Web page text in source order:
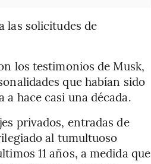
las solicitudes de
los testimonios de Musk,
que habían sido
hace casi una década.
privados, entradas de
al tumultuoso
11 años, a medida que